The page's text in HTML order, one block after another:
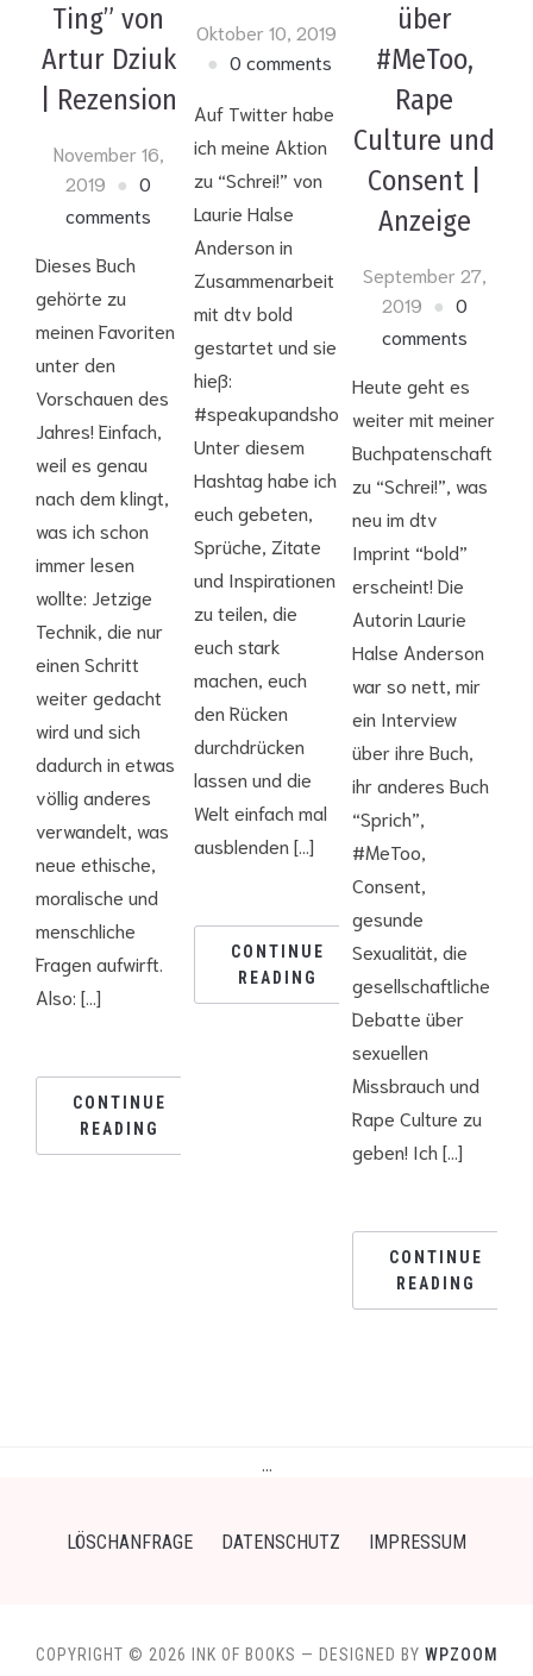
Ting” von
Artur Dziuk
| Rezension
November 16,
2019
0
comments
Dieses Buch
gehörte zu
meinen Favoriten
unter den
Vorschauen des
Jahres! Einfach,
weil es genau
nach dem klingt,
was ich schon
immer lesen
wollte: Jetzige
Technik, die nur
einen Schritt
weiter gedacht
wird und sich
dadurch in etwas
völlig anderes
verwandelt, was
neue ethische,
moralische und
menschliche
Fragen aufwirft.
Also: […]
CONTINUE
READING
Oktober 10, 2019
0 comments
Auf Twitter habe
ich meine Aktion
zu “Schrei!” von
Laurie Halse
Anderson in
Zusammenarbeit
mit dtv bold
gestartet und sie
hieß:
#speakupandshout
Unter diesem
Hashtag habe ich
euch gebeten,
Sprüche, Zitate
und Inspirationen
zu teilen, die
euch stark
machen, euch
den Rücken
durchdrücken
lassen und die
Welt einfach mal
ausblenden […]
CONTINUE
READING
über
#MeToo,
Rape
Culture und
Consent |
Anzeige
September 27,
2019
0
comments
Heute geht es
weiter mit meiner
Buchpatenschaft
zu “Schrei!”, was
neu im dtv
Imprint “bold”
erscheint! Die
Autorin Laurie
Halse Anderson
war so nett, mir
ein Interview
über ihre Buch,
ihr anderes Buch
“Sprich”,
#MeToo,
Consent,
gesunde
Sexualität, die
gesellschaftliche
Debatte über
sexuellen
Missbrauch und
Rape Culture zu
geben! Ich […]
CONTINUE
READING
LÖSCHANFRAGE DATENSCHUTZ IMPRESSUM
COPYRIGHT © 2026 INK OF BOOKS — DESIGNED BY WPZOOM